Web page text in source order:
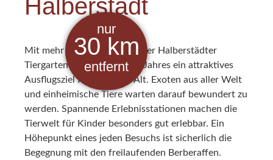
Halberstadt
entfernt
30 km
nur
Mit mehr als 250 Tieren ist der Halberstädter
Tiergarten zu jeder Zeit des Jahres ein attraktives
Ausflugsziel für Jung und Alt. Exoten aus aller Welt
und einheimische Tiere warten darauf bewundert zu
werden. Spannende Erlebnisstationen machen die
Tierwelt für Kinder besonders gut erlebbar. Ein
Höhepunkt eines jeden Besuchs ist sicherlich die
Begegnung mit den freilaufenden Berberaffen.